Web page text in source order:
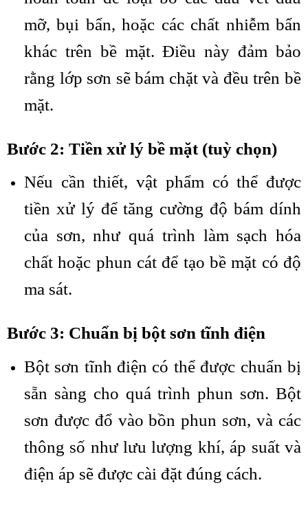
mỡ, bụi bẩn, hoặc các chất nhiễm bẩn
khác trên bề mặt. Điều này đảm bảo
rằng lớp sơn sẽ bám chặt và đều trên bề
mặt.
Bước 2: Tiền xử lý bề mặt (tuỳ chọn)
Nếu cần thiết, vật phẩm có thể được
tiền xử lý để tăng cường độ bám dính
của sơn, như quá trình làm sạch hóa
chất hoặc phun cát để tạo bề mặt có độ
ma sát.
Bước 3: Chuẩn bị bột sơn tĩnh điện
Bột sơn tĩnh điện có thể được chuẩn bị
sẵn sàng cho quá trình phun sơn. Bột
sơn được đổ vào bồn phun sơn, và các
thông số như lưu lượng khí, áp suất và
điện áp sẽ được cài đặt đúng cách.